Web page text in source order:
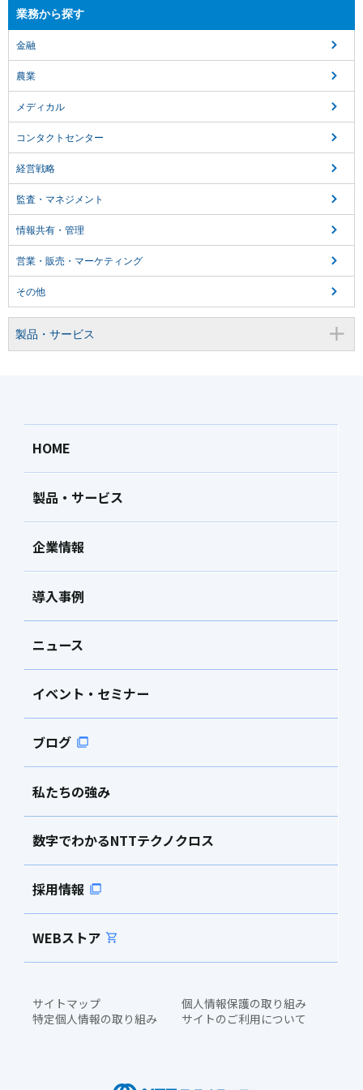
業務から探す
金融
農業
メディカル
コンタクトセンター
経営戦略
監査・マネジメント
情報共有・管理
営業・販売・マーケティング
その他
製品・サービス
HOME
製品・サービス
企業情報
導入事例
ニュース
イベント・セミナー
ブログ
私たちの強み
数字でわかるNTTテクノクロス
採用情報
WEBストア
サイトマップ
個人情報保護の取り組み
特定個人情報の取り組み
サイトのご利用について